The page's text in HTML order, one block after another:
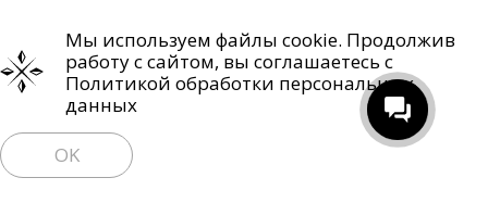
Проекты О компании Контакты
Политика обработки персональных данных
Право на отзыв согласия и удаление персональных данных
Мы используем файлы cookie. Продолжив
работу с сайтом, вы соглашаетесь с
Политикой обработки персональных
данных
OK